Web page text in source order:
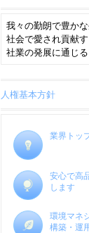
我々の勤朗で豊か
社会で愛され貢献
社業の発展に通じる
人権基本方針
業界トッ
安心で高
します
環境マネ
構築・運